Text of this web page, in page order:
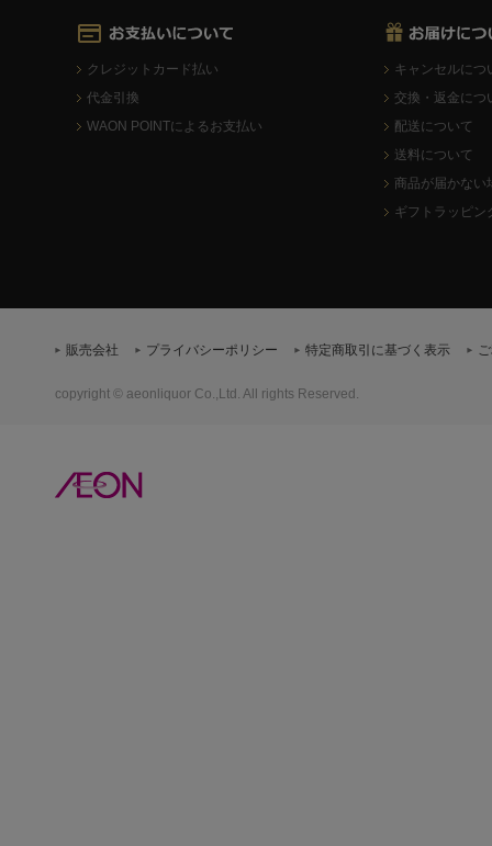
クレジットカード払い
代金引換
WAON POINTによるお支払い
キャンセルにつ
交換・返金につ
配送について
送料について
商品が届かない
ギフトラッピン
販売会社 プライバシーポリシー 特定商取引に基づく表示
copyright © aeonliquor Co.,Ltd. All rights Reserved.